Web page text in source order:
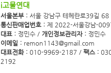
i고물연대
서울본부 : 서울 강남구 테헤란로39길 68
통신판매업번호 : 제 2022-서울강남-
대표 : 정민수 / 개인정보관리자 : 정민수
이메일 : remon1143@gmail.com
대표전화 : 010-9969-2187 / 팩스 :
2192